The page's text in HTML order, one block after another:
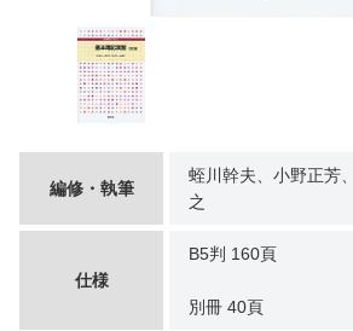
編修・執筆
蛭川幹夫、小野正芳
之
仕様
B5判 160頁
別冊 40頁